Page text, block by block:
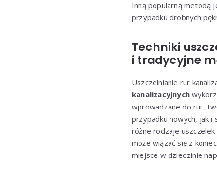
Inną popularną metodą
przypadku drobnych
Techniki
i tradycyjne
Uszczelnianie rur
kanalizacyjnych
wprowadzane do rur,
przypadku nowych, jak i
różne rodzaje
może wiązać się z
miejsce w dziedzinie